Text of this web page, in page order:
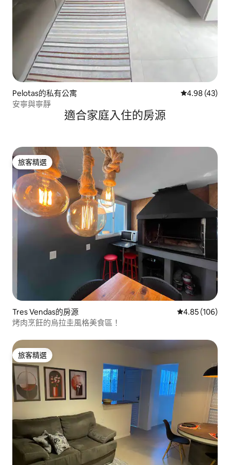
Pelotas的私有公寓 從 43 則評價
4.98 (43)
安寧與寧靜
適合家庭入住的房源
旅客精選
旅客精選
Tres Vendas的房源 從 106 則評價
4.85 (106)
烤肉烹飪的烏拉圭風格美食區！
旅客精選
旅客精選